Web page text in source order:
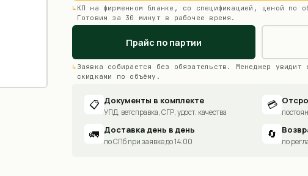
КП на фирменном бланке, со спецификацией, ценой по
Готовим за 30 минут в рабочее время.
Прайс по партии
Заявка собирается без обязательств. Менеджер
скидками по объёму.
📋 Документы в комплекте
УПД, ветсправка, СГР, удост. качества
💳
🚛 Доставка день в день
по СПб при заявке до 14:00
🔄
по